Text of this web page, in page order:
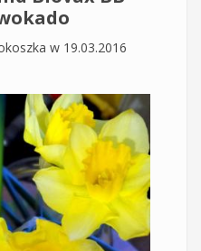
w 19.03.2016